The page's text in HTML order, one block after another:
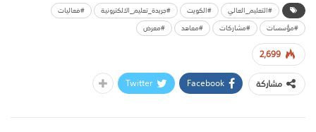
#التعليم_العالي #الكويت #جريدة_تعليم_الالكترونية
#فعاليات
#مؤسسات
#مشاركات #معاهد #معرض
2,699
مشاركة
Facebook
Twitter